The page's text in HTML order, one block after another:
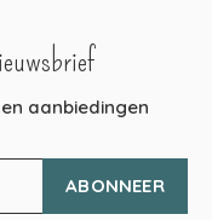
aanbiedingen
ABONNEER